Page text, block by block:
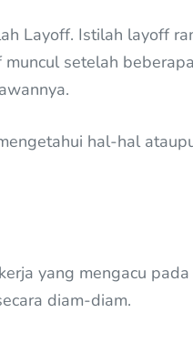
Layoff. Istilah layoff
setelah beberapa
hal-hal
yang mengacu
diam-diam.